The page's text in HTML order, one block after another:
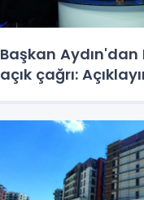
Başkan Aydın'dan
açık çağrı: